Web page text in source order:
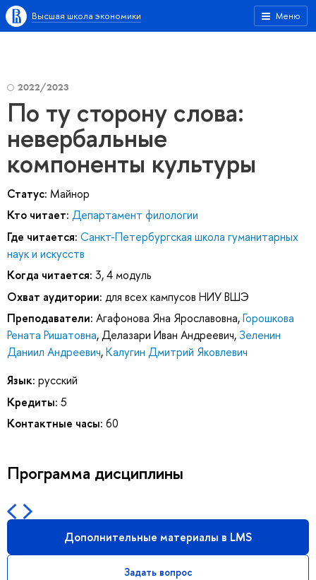
Меню
Высшая школа экономики
2022/2023
По ту сторону слова:
невербальные
компоненты культуры
Статус: Майнор
Кто читает: Департамент филологии
Где читается: Санкт-Петербургская школа гуманитарных
наук и искусств
Когда читается: 3, 4 модуль
Охват аудитории: для всех кампусов НИУ ВШЭ
Преподаватели: Агафонова Яна Ярославовна,Горошкова
Рената Ришатовна,Делазари Иван Андреевич, Зеленин
Даниил Андреевич,Калугин Дмитрий Яковлевич
Язык: русский
Кредиты: 5
Контактные часы: 60
Программа дисциплины
Дополнительные материалы в LMS
Задать вопрос